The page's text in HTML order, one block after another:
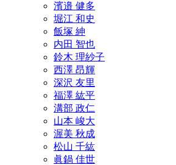
濱邉 健多
堀江 和史
飯塚 紳
内田 智也
鈴木 理紗子
西澤 昂輝
深沢 友里
福澤 紘平
溝部 政仁
山本 峻大
渥美 秋成
松山 千紘
眞鍋 佳世